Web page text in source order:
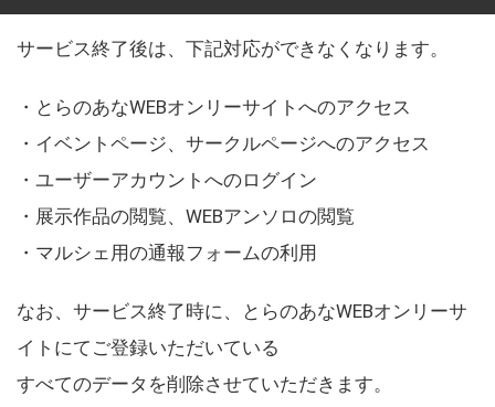
サービス終了後は、下記対応ができなくなります。
・とらのあなWEBオンリーサイトへのアクセス
・イベントページ、サークルページへのアクセス
・ユーザーアカウントへのログイン
・展示作品の閲覧、WEBアンソロの閲覧
・マルシェ用の通報フォームの利用
なお、サービス終了時に、とらのあなWEBオンリーサ
イトにてご登録いただいている
すべてのデータを削除させていただきます。